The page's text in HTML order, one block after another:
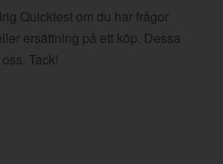
Quicktest om du har frågor
ersättning på ett köp. Dessa
Tack!